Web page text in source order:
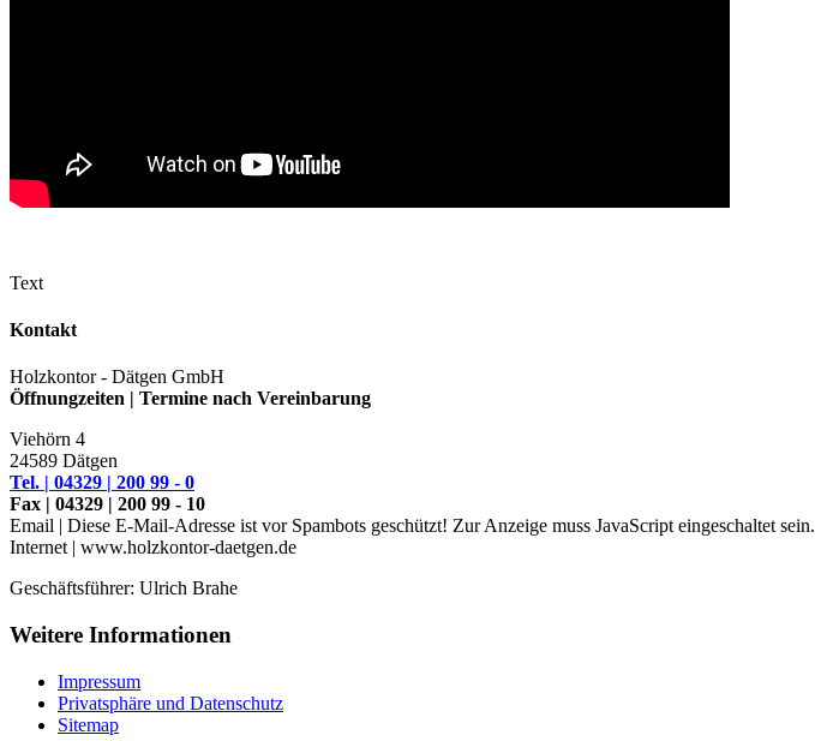
Text
Kontakt
Holzkontor - Dätgen GmbH
Öffnungzeiten | Termine nach Vereinbarung
Viehörn 4
24589 Dätgen
Tel. | 04329 | 200 99 - 0
Fax | 04329 | 200 99 - 10
Email | Diese E-Mail-Adresse ist vor Spambots geschützt! Zur Anzeige muss JavaScript eingeschaltet sein.
Internet | www.holzkontor-daetgen.de
Geschäftsführer: Ulrich Brahe
Weitere Informationen
Impressum
Privatsphäre und Datenschutz
Sitemap